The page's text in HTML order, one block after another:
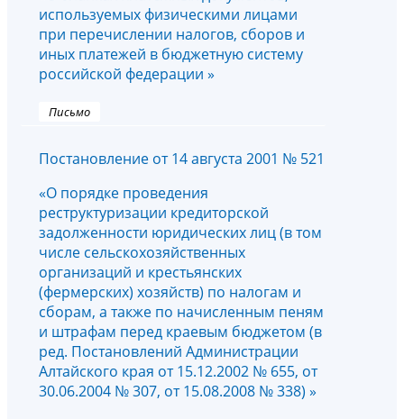
используемых физическими лицами
при перечислении налогов, сборов и
иных платежей в бюджетную систему
российской федерации »
Письмо
Постановление от 14 августа 2001 № 521
«О порядке проведения
реструктуризации кредиторской
задолженности юридических лиц (в том
числе сельскохозяйственных
организаций и крестьянских
(фермерских) хозяйств) по налогам и
сборам, а также по начисленным пеням
и штрафам перед краевым бюджетом (в
ред. Постановлений Администрации
Алтайского края от 15.12.2002 № 655, от
30.06.2004 № 307, от 15.08.2008 № 338) »